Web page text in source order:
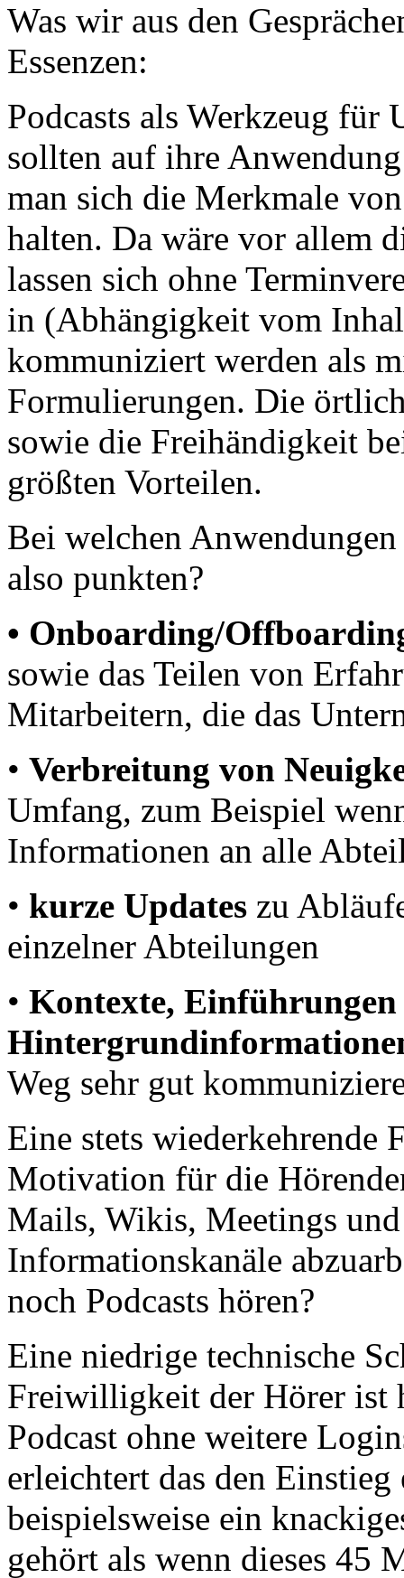
Was wir aus den
Essenzen:
Podcasts als Werkzeug für
sollten auf ihre
man sich die Merkmale
halten. Da wäre vor allem
lassen sich ohne
in (Abhängigkeit vom
kommuniziert werden als
Formulierungen. Die
sowie die Freihändigkeit
größten Vorteilen.
Bei welchen
also punkten?
• Onboarding/
sowie das Teilen von
Mitarbeitern, die das
• Verbreitung von
Umfang, zum Beispiel
Informationen an alle
• kurze Updates zu
einzelner Abteilungen
• Kontexte,
Weg sehr gut
Eine stets wiederkehrende
Motivation für die
Mails, Wikis, Meetings
Informationskanäle
noch Podcasts hören?
Eine niedrige technische
Freiwilligkeit der Hörer ist
Podcast ohne weitere
erleichtert das den
beispielsweise ein
gehört als wenn dieses 45